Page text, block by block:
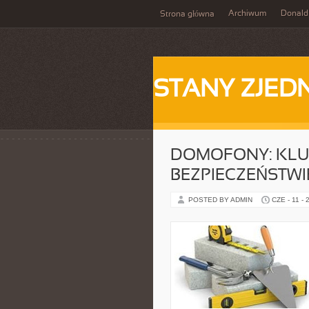
Strona główna Archiwum Donald
STANY
DOMOFONY:
POSTED BY ADMIN CZE - 11 -